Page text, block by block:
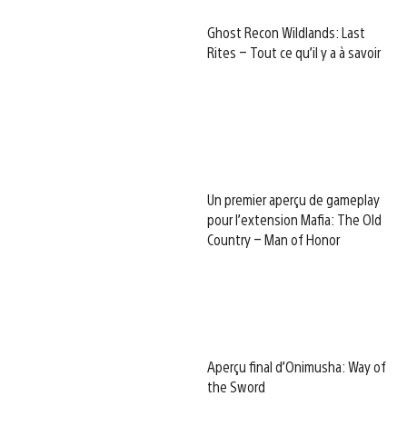
Ghost Recon Wildlands: Last
Rites – Tout ce qu’il y a à savoir
Un premier aperçu de gameplay
pour l’extension Mafia: The Old
Country – Man of Honor
Aperçu final d’Onimusha: Way of
the Sword